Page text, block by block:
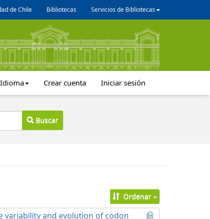
de Chile Bibliotecas Servicios de Bibliotecas
Idioma Crear cuenta Iniciar sesión
Buscar
Ordenar
variability and evolution of codon